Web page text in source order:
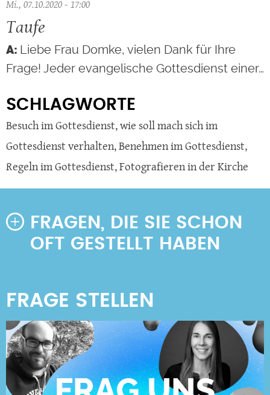
Mi., 07.10.2020 - 17:00
Taufe
Liebe Frau Domke, vielen Dank für Ihre
Frage! Jeder evangelische Gottesdienst einer…
SCHLAGWORTE
Besuch im Gottesdienst,wie soll mach sich im
Gottesdienst verhalten,Benehmen im Gottesdienst,
Regeln im Gottesdienst,Fotografieren in der Kirche
FRAGEN, DIE SIE SCHON
OFT GESTELLT HABEN